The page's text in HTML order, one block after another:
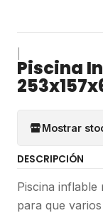
Piscina
Mostrar
DESCRIPCIÓN
Piscina inflable
para que